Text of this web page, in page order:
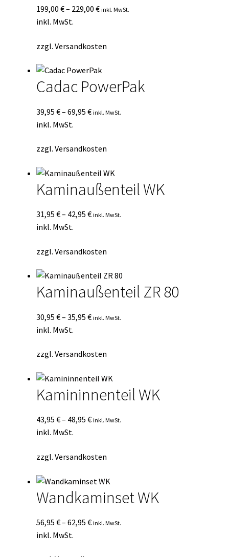
199,00 €– 229,00 € inkl. MwSt.
inkl. MwSt.
zzgl. Versandkosten
Cadac PowerPak
39,95 €– 69,95 € inkl. MwSt.
inkl. MwSt.
zzgl. Versandkosten
Kaminaußenteil WK
31,95 €– 42,95 € inkl. MwSt.
inkl. MwSt.
zzgl. Versandkosten
Kaminaußenteil ZR 80
30,95 €– 35,95 € inkl. MwSt.
inkl. MwSt.
zzgl. Versandkosten
Kamininnenteil WK
43,95 €– 48,95 € inkl. MwSt.
inkl. MwSt.
zzgl. Versandkosten
Wandkaminset WK
56,95 €– 62,95 € inkl. MwSt.
inkl. MwSt.